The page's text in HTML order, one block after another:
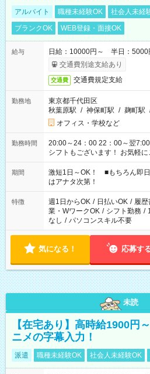
アルバイト 職種未経験OK 社会人未経
ブランクOK
WEB登録・面接OK
給与
日給：10000円～ 半日：5000
交通費別途支給あり
交通費 交通費規定支給
勤務地
東京都千代田区
秋葉原駅 / 神保町駅 / 麹町駅
オフィス・学校など
勤務時間
20:00～24：00 22：00～翌7:00 …
シフトもございます！ お気軽に
期間
激短1日～OK！ ■もちろん即
はアナタ次第！
特徴 週1日からOK / 日払いOK / 履歴
業・WワークOK / シフト勤務 /
なし / パソコンスキル不要
気になる！ 応募す
未読
【在宅あり】高時給1900円
ニメの字幕入力！
派遣 職種未経験OK 社会人未経験OK